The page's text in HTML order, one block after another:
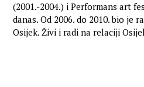
(2001.-2004.) i Performans art
danas. Od 2006. do 2010. bio je
Osijek. Živi i radi na relaciji